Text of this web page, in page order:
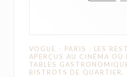
VOGUE - PARIS : LES
APERÇUS AU CINÉMA OÙ
TABLES
BISTROTS DE QUARTIER.